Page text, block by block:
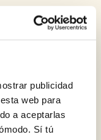
publicidad
web para
a aceptarlas
Sí tú
de ofrecer
y planta,
diariamente
al llegar a su
& Go
recoger tu